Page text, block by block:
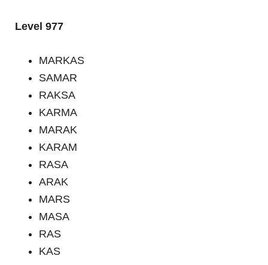
Level 977
MARKAS
SAMAR
RAKSA
KARMA
MARAK
KARAM
RASA
ARAK
MARS
MASA
RAS
KAS